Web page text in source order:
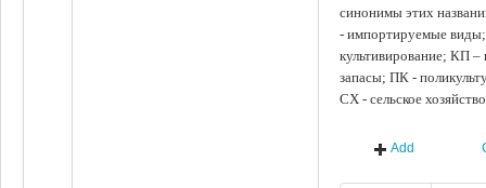
синонимы этих
- импортируемые
культивирование; КП
запасы; ПК -
СХ - сельское
Add